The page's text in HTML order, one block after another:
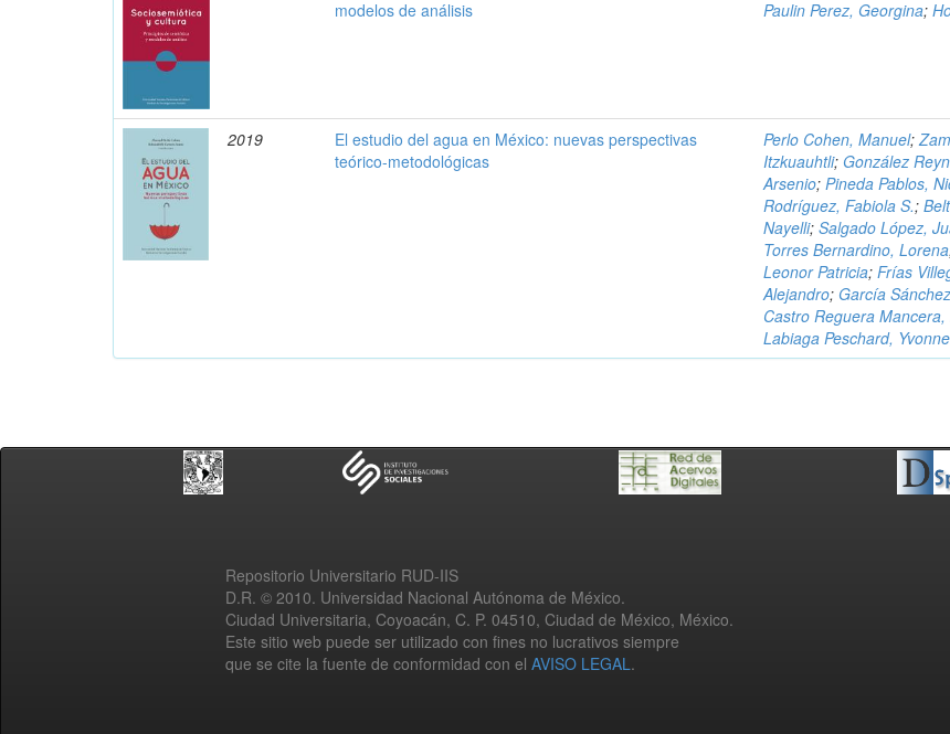
modelos de análisis
Paulin Perez, Georgina;
2019
El estudio del agua en México: nuevas perspectivas
teórico-metodológicas
Perlo Cohen, Manuel;
Itzkuauhtli; González
Arsenio;Pineda Pablos,
Rodríguez, Fabiola S.;
Nayelli;Salgado López,
Torres Bernardino, Lorena
Leonor Patricia;Frías
Alejandro; García
Castro Reguera
Labiaga Peschard, Yvonne
Repositorio Universitario RUD-IIS
D.R. © 2010. Universidad Nacional Autónoma de México.
Ciudad Universitaria, Coyoacán, C. P. 04510, Ciudad de México, México.
Este sitio web puede ser utilizado con fines no lucrativos siempre
que se cite la fuente de conformidad con el AVISO LEGAL.